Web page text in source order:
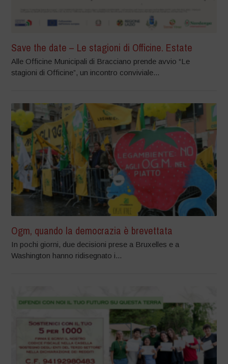
Save the date – Le stagioni di Officine. Estate
Alle Officine Municipali di Bracciano prende avvio “Le
stagioni di Officine”, un incontro conviviale...
Ogm, quando la democrazia è brevettata
In pochi giorni, due decisioni prese a Bruxelles e a
Washington hanno ridisegnato i...